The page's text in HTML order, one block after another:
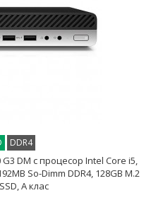
DDR4
DM с процесор Intel Core i5,
So-Dimm DDR4, 128GB M.2
A клас